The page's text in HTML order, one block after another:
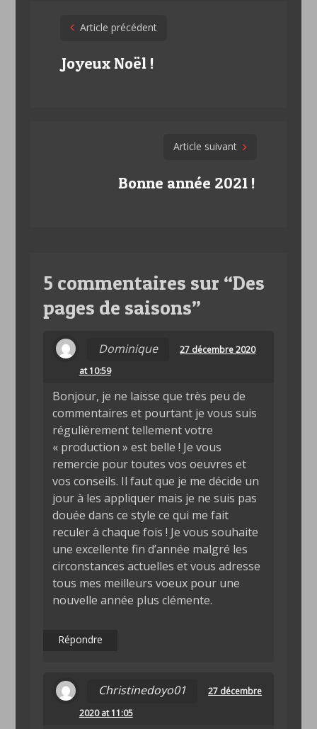
Post
navigation
Article précédent
Joyeux Noël !
Article suivant
Bonne année 2021 !
5 commentaires sur “Des
pages de saisons”
Dominique
27 décembre 2020
at 10:59
Bonjour, je ne laisse que très peu de
commentaires et pourtant je vous suis
régulièrement tellement votre
« production » est belle ! Je vous
remercie pour toutes vos oeuvres et
vos conseils. Il faut que je me décide un
jour à les appliquer mais je ne suis pas
douée dans ce style ce qui me fait
reculer à chaque fois ! Je vous souhaite
une excellente fin d’année malgré les
circonstances actuelles et vous adresse
tous mes meilleurs voeux pour une
nouvelle année plus clémente.
Répondre
Christinedoyo01
27 décembre
2020 at 11:05